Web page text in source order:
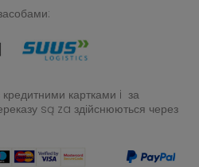
кредитними картками i за
są za здійснюються через